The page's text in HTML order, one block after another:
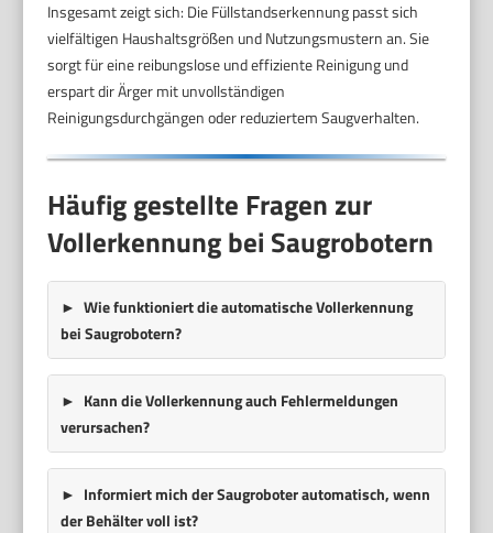
Insgesamt zeigt sich: Die Füllstandserkennung passt sich
vielfältigen Haushaltsgrößen und Nutzungsmustern an. Sie
sorgt für eine reibungslose und effiziente Reinigung und
erspart dir Ärger mit unvollständigen
Reinigungsdurchgängen oder reduziertem Saugverhalten.
Häufig gestellte Fragen zur
Vollerkennung bei Saugrobotern
Wie funktioniert die automatische Vollerkennung
bei Saugrobotern?
Kann die Vollerkennung auch Fehlermeldungen
verursachen?
Informiert mich der Saugroboter automatisch, wenn
der Behälter voll ist?